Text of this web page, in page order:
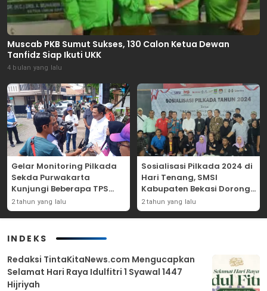
Muscab PKB Sumut Sukses, 130 Calon Ketua Dewan
Tanfidz Siap Ikuti UKK
4 bulan yang lalu
Gelar Monitoring Pilkada
Sekda Purwakarta
Kunjungi Beberapa TPS
Yang Ada Di Purwakarta
2 tahun yang lalu
Sosialisasi Pilkada 2024 di
Hari Tenang, SMSI
Kabupaten Bekasi Dorong
Angka Partisipasi
Masyarakat
2 tahun yang lalu
INDEKS
Redaksi TintaKitaNews.com Mengucapkan
Selamat Hari Raya Idulfitri 1 Syawal 1447
Hijriyah